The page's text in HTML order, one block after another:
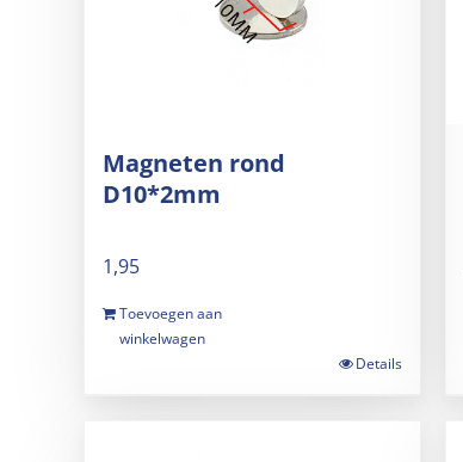
Magneten rond
D10*2mm
1,95
Toevoegen aan
winkelwagen
Details